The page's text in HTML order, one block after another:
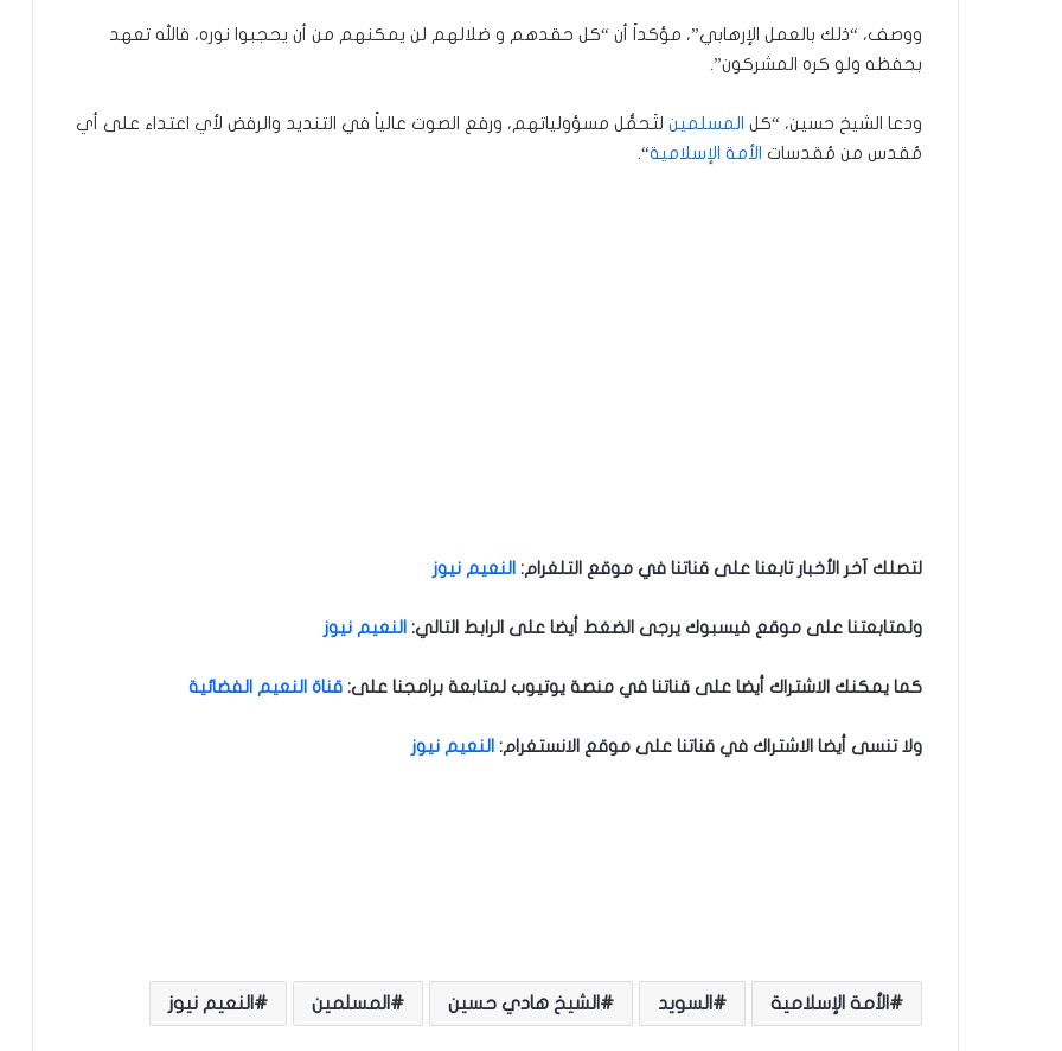
ووصف، “ذلك بالعمل الإرهابي”، مؤكداً أن “كل حقدهم و ضلالهم لن يمكنهم من أن يحجبوا نوره، فالله تعهد
بحفظه ولو كره المشركون”.
ودعا الشيخ حسين، “كل المسلمين لتَحمُّل مسؤولياتهم، ورفع الصوت عالياً في التنديد والرفض لأي اعتداء على أي
مُقدس من مُقدسات الأمة الإسلامية“.
لتصلك آخر الأخبار تابعنا على قناتنا في موقع التلغرام: النعيم نيوز
ولمتابعتنا على موقع فيسبوك يرجى الضغط أيضا على الرابط التالي: النعيم نيوز
كما يمكنك الاشتراك أيضا على قناتنا في منصة يوتيوب لمتابعة برامجنا على: قناة النعيم الفضائية
ولا تنسى أيضا الاشتراك في قناتنا على موقع الانستغرام: النعيم نيوز
الأمة الإسلامية السويد الشيخ هادي حسين المسلمين النعيم نيوز